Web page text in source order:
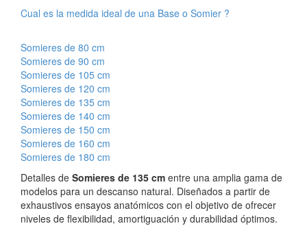
Cual es la medida ideal de una Base o Somier ?
Somieres de 80 cm
Somieres de 90 cm
Somieres de 105 cm
Somieres de 120 cm
Somieres de 135 cm
Somieres de 140 cm
Somieres de 150 cm
Somieres de 160 cm
Somieres de 180 cm
Detalles de Somieres de 135 cm entre una amplia gama de
modelos para un descanso natural. Diseñados a partir de
exhaustivos ensayos anatómicos con el objetivo de ofrecer
niveles de flexibilidad, amortiguación y durabilidad óptimos.